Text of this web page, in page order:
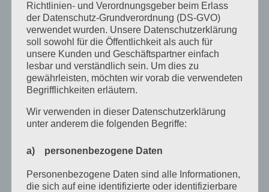
Mai 2023
April 2023
März 2023
Februar 2023
Dezember 2022
November 2022
September 2022
August 2022
Richtlinien- und Verordnungsgeber beim Erlass
der Datenschutz-Grundverordnung (DS-GVO)
verwendet wurden. Unsere Datenschutzerklärung
soll sowohl für die Öffentlichkeit als auch für
unsere Kunden und Geschäftspartner einfach
lesbar und verständlich sein. Um dies zu
gewährleisten, möchten wir vorab die verwendeten
Begrifflichkeiten erläutern.
Wir verwenden in dieser Datenschutzerklärung
unter anderem die folgenden Begriffe:
a) personenbezogene Daten
Personenbezogene Daten sind alle Informationen,
die sich auf eine identifizierte oder identifizierbare